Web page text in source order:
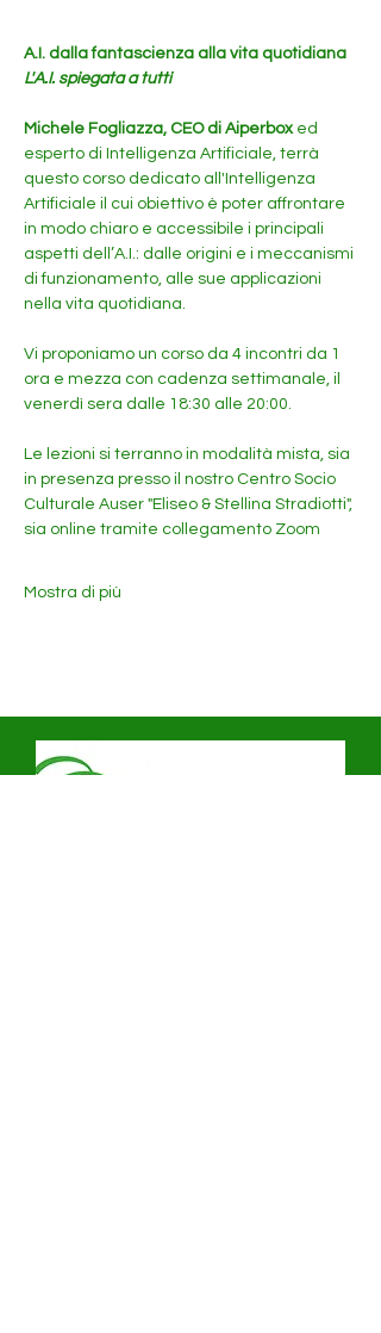
A.I. dalla fantascienza alla vita quotidiana
L'A.I. spiegata a tutti
Michele Fogliazza, CEO di Aiperbox ed
esperto di Intelligenza Artificiale, terrà
questo corso dedicato all'Intelligenza
Artificiale il cui obiettivo è poter affrontare
in modo chiaro e accessibile i principali
aspetti dell’A.I.: dalle origini e i meccanismi
di funzionamento, alle sue applicazioni
nella vita quotidiana.
Vi proponiamo un corso da 4 incontri da 1
ora e mezza con cadenza settimanale, il
venerdì sera dalle 18:30 alle 20:00.
Le lezioni si terranno in modalità mista, sia
in presenza presso il nostro Centro Socio
Culturale Auser "Eliseo & Stellina Stradiotti",
sia online tramite collegamento Zoom
Mostra di più